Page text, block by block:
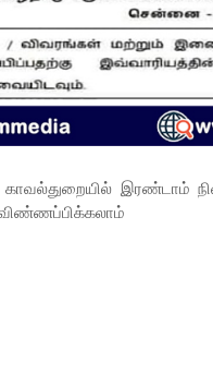
இரண்டாம்
விண்ணப்பிக்கலாம்